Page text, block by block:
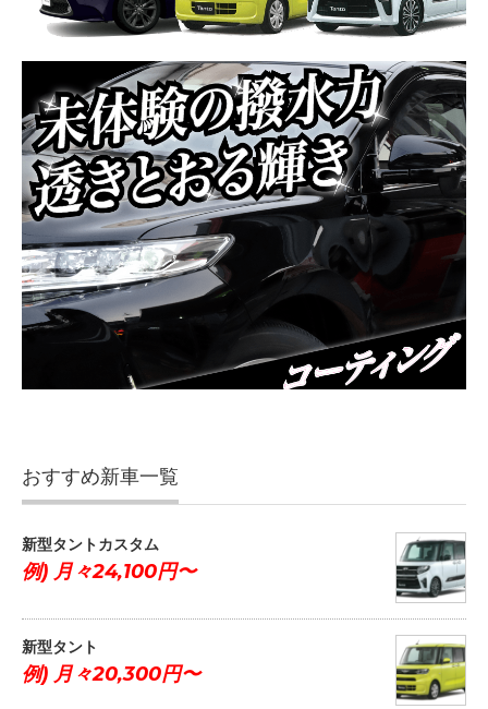
おすすめ新車一覧
新型タントカスタム
例) 月々24,100円〜
新型タント
例) 月々20,300円〜